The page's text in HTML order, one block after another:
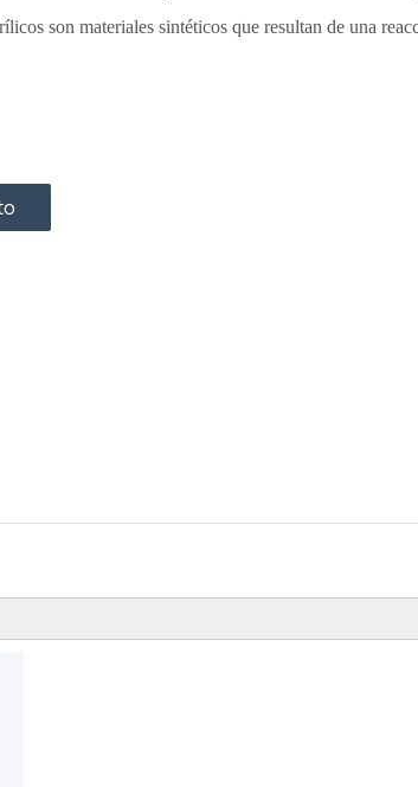
son materiales sintéticos que resultan de una